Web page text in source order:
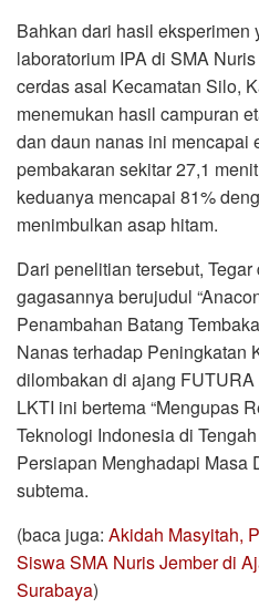
Bahkan dari hasil eksperimen
laboratorium IPA di SMA
cerdas asal Kecamatan Silo,
menemukan hasil campuran
dan daun nanas ini mencapai
pembakaran sekitar 27,1
keduanya mencapai 81%
menimbulkan asap hitam.
Dari penelitian tersebut,
gagasannya berujudul
Penambahan Batang
Nanas terhadap Peningkatan
dilombakan di ajang
LKTI ini bertema “Mengupas
Teknologi Indonesia di
Persiapan Menghadapi Masa
subtema.
(baca juga: Akidah Masyitah,
Siswa SMA Nuris Jember di
Surabaya)